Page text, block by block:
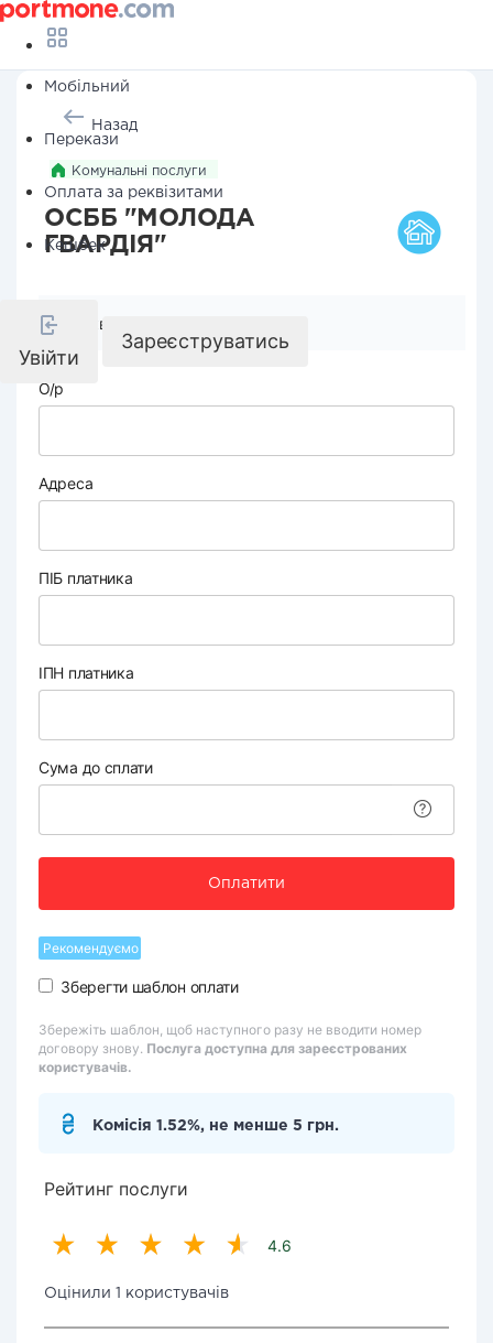
Мобільний
Перекази
Оплата за реквізитами
Кешбек
Увійти
Зареєструватись
Назад
Комунальні послуги
ОСББ "МОЛОДА
ГВАРДІЯ"
Реквізити компанії
О/р
Адреса
ПІБ платника
ІПН платника
Сума до сплати
Оплатити
Рекомендуємо
Зберегти шаблон оплати
Збережіть шаблон, щоб наступного разу не вводити номер
договору знову. Послуга доступна для зареєстрованих
користувачів.
Комісія 1.52%, не менше 5 грн.
Рейтинг послуги
4.6
Оцінили 1 користувачів